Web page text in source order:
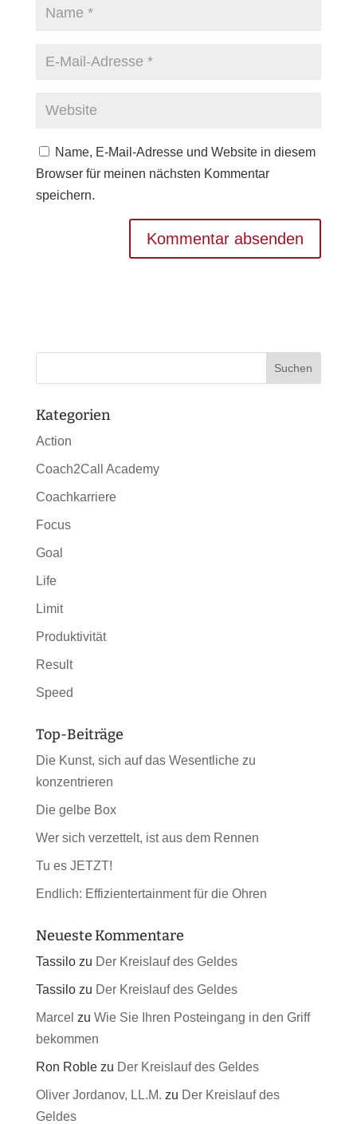
Name, E-Mail-Adresse und Website in diesem
Browser für meinen nächsten Kommentar
speichern.
Kategorien
Action
Coach2Call Academy
Coachkarriere
Focus
Goal
Life
Limit
Produktivität
Result
Speed
Top-Beiträge
Die Kunst, sich auf das Wesentliche zu
konzentrieren
Die gelbe Box
Wer sich verzettelt, ist aus dem Rennen
Tu es JETZT!
Endlich: Effizientertainment für die Ohren
Neueste Kommentare
Tassilozu Der Kreislauf des Geldes
Tassilozu Der Kreislauf des Geldes
Marcel zu Wie Sie Ihren Posteingang in den Griff
bekommen
Ron Roblezu Der Kreislauf des Geldes
Oliver Jordanov, LL.M. zu Der Kreislauf des
Geldes